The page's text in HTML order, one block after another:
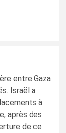
entre Gaza
Israël a
à
après des
de ce